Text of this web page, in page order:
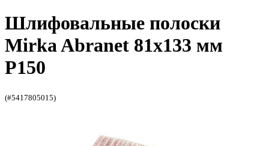
Шлифовальные полоски
Mirka Abranet 81x133 мм
P150
(#5417805015)